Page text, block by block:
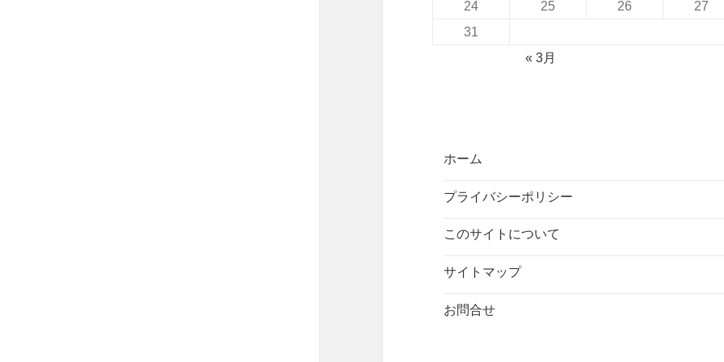
24
25 26 27
31
« 3月
ホーム
プライバシーポリシー
このサイトについて
サイトマップ
お問合せ